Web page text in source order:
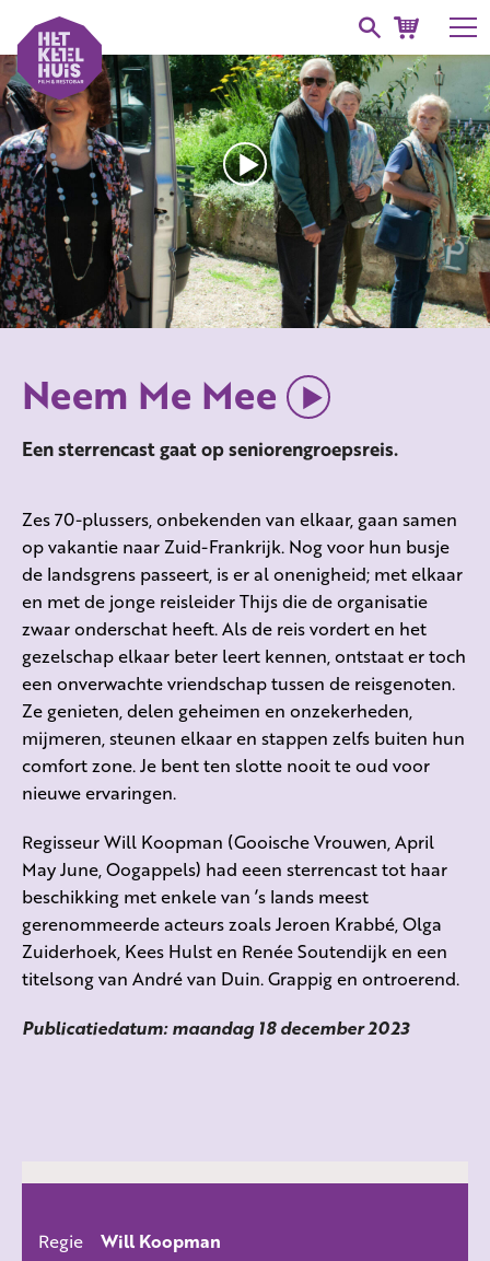
Neem Me Mee
Een sterrencast gaat op seniorengroepsreis.
Zes 70-plussers, onbekenden van elkaar, gaan samen
op vakantie naar Zuid-Frankrijk. Nog voor hun busje
de landsgrens passeert, is er al onenigheid; met elkaar
en met de jonge reisleider Thijs die de organisatie
zwaar onderschat heeft. Als de reis vordert en het
gezelschap elkaar beter leert kennen, ontstaat er toch
een onverwachte vriendschap tussen de reisgenoten.
Ze genieten, delen geheimen en onzekerheden,
mijmeren, steunen elkaar en stappen zelfs buiten hun
comfort zone. Je bent ten slotte nooit te oud voor
nieuwe ervaringen.
Regisseur Will Koopman (Gooische Vrouwen, April
May June, Oogappels) had eeen sterrencast tot haar
beschikking met enkele van ’s lands meest
gerenommeerde acteurs zoals Jeroen Krabbé, Olga
Zuiderhoek, Kees Hulst en Renée Soutendijk en een
titelsong van André van Duin. Grappig en ontroerend.
Publicatiedatum: maandag 18 december 2023
Regie
Will Koopman